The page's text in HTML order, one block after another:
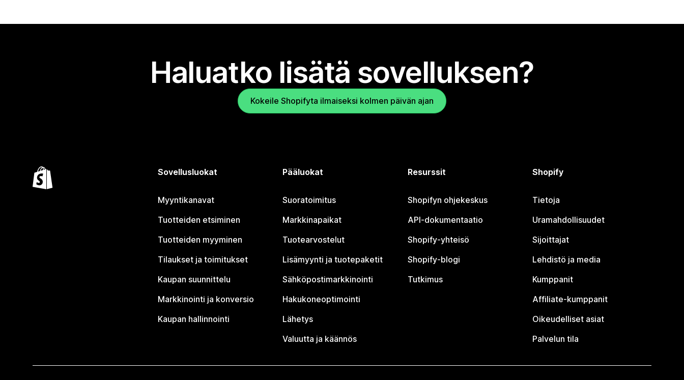
Haluatko lisätä sovelluksen?
Kokeile Shopifyta ilmaiseksi kolmen päivän ajan
Sovellusluokat
Myyntikanavat
Tuotteiden etsiminen
Tuotteiden myyminen
Tilaukset ja toimitukset
Kaupan suunnittelu
Markkinointi ja konversio
Kaupan hallinnointi
Pääluokat
Suoratoimitus
Markkinapaikat
Tuotearvostelut
Lisämyynti ja tuotepaketit
Sähköpostimarkkinointi
Hakukoneoptimointi
Lähetys
Valuutta ja käännös
Resurssit
Shopifyn ohjekeskus
API-dokumentaatio
Shopify-yhteisö
Shopify-blogi
Tutkimus
Shopify
Tietoja
Uramahdollisuudet
Sijoittajat
Lehdistö ja media
Kumppanit
Affiliate-kumppanit
Oikeudelliset asiat
Palvelun tila